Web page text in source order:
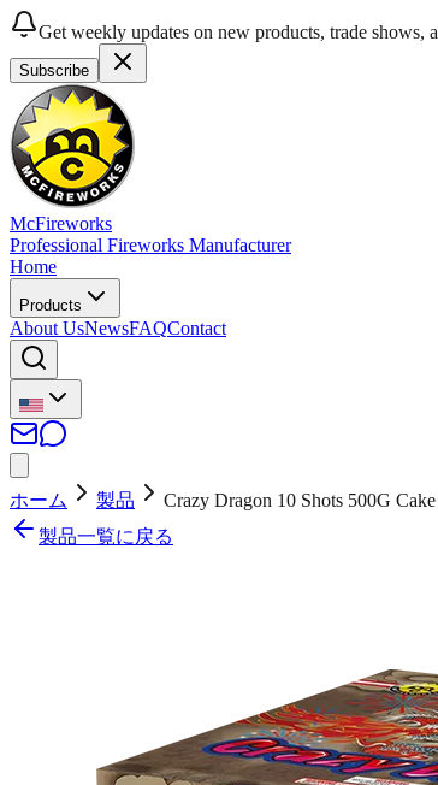
Get weekly updates on new products, trade shows,
Subscribe
McFireworks
Professional Fireworks Manufacturer
Home
Products
About UsNewsFAQContact
ホーム 製品
Crazy Dragon 10 Shots 500G
製品一覧に戻る